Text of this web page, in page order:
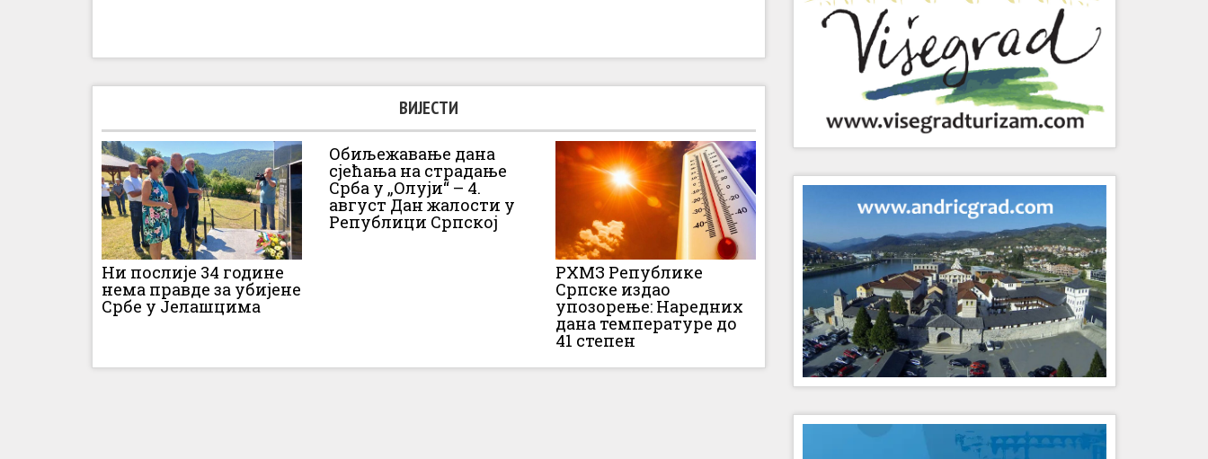
ВИЈЕСТИ
Ни послије 34 године
нема правде за убијене
Србе у Јелашцима
Обиљежавање дана
сјећања на страдање
Срба у „Олуји“ – 4.
август Дан жалости у
Републици Српској
РХМЗ Републике
Српске издао
упозорење: Наредних
дана температуре до
41 степен